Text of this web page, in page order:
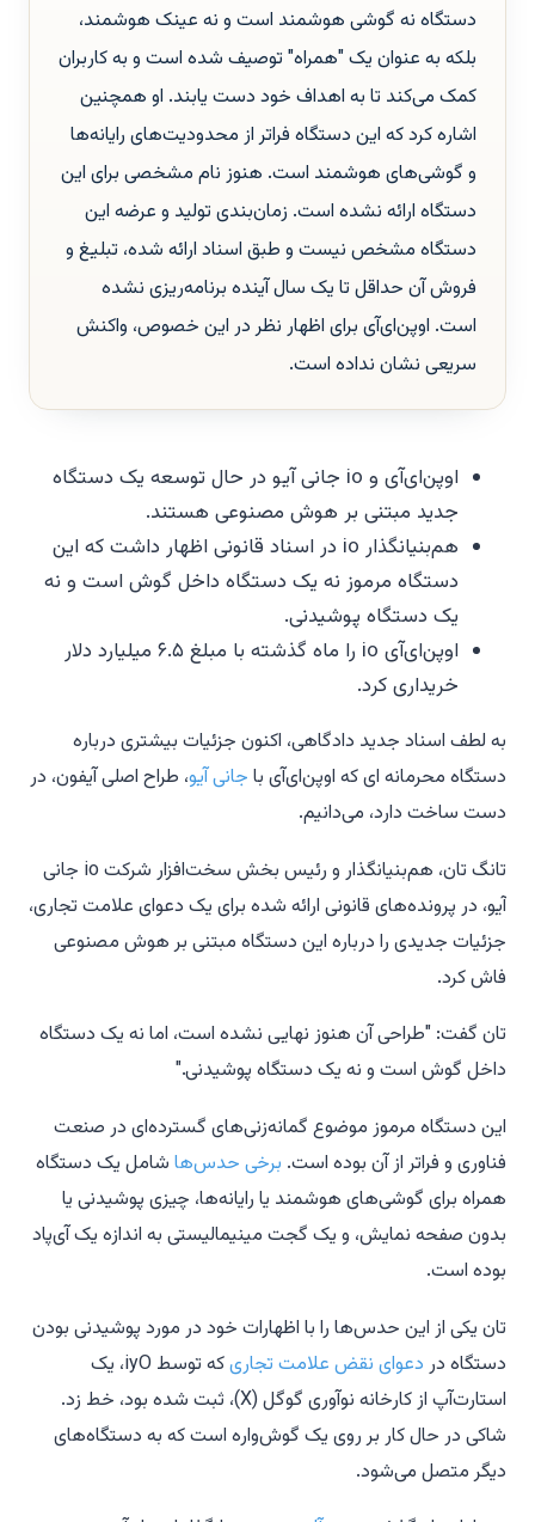
دستگاه نه گوشی هوشمند است و نه عینک هوشمند،
بلکه به عنوان یک "همراه" توصیف شده است و به کاربران
کمک می‌کند تا به اهداف خود دست یابند. او همچنین
اشاره کرد که این دستگاه فراتر از محدودیت‌های رایانه‌ها
و گوشی‌های هوشمند است. هنوز نام مشخصی برای این
دستگاه ارائه نشده است. زمان‌بندی تولید و عرضه این
دستگاه مشخص نیست و طبق اسناد ارائه شده، تبلیغ و
فروش آن حداقل تا یک سال آینده برنامه‌ریزی نشده
است. اوپن‌ای‌آی برای اظهار نظر در این خصوص، واکنش
سریعی نشان نداده است.
اوپن‌ای‌آی و io جانی آیو در حال توسعه یک دستگاه
جدید مبتنی بر هوش مصنوعی هستند.
هم‌بنیانگذار io در اسناد قانونی اظهار داشت که این
دستگاه مرموز نه یک دستگاه داخل گوش است و نه
یک دستگاه پوشیدنی.
اوپن‌ای‌آی io را ماه گذشته با مبلغ ۶.۵ میلیارد دلار
خریداری کرد.
به لطف اسناد جدید دادگاهی، اکنون جزئیات بیشتری درباره
دستگاه محرمانه ای که اوپن‌ای‌آی با جانی آیو، طراح اصلی آیفون، در
دست ساخت دارد، می‌دانیم.
تانگ تان، هم‌بنیانگذار و رئیس بخش سخت‌افزار شرکت io جانی
آیو، در پرونده‌های قانونی ارائه شده برای یک دعوای علامت تجاری،
جزئیات جدیدی را درباره این دستگاه مبتنی بر هوش مصنوعی
فاش کرد.
تان گفت: "طراحی آن هنوز نهایی نشده است، اما نه یک دستگاه
داخل گوش است و نه یک دستگاه پوشیدنی."
این دستگاه مرموز موضوع گمانه‌زنی‌های گسترده‌ای در صنعت
فناوری و فراتر از آن بوده است. برخی حدس‌ها شامل یک دستگاه
همراه برای گوشی‌های هوشمند یا رایانه‌ها، چیزی پوشیدنی یا
بدون صفحه نمایش، و یک گجت مینیمالیستی به اندازه یک آی‌پاد
بوده است.
تان یکی از این حدس‌ها را با اظهارات خود در مورد پوشیدنی بودن
دستگاه در دعوای نقض علامت تجاری
که توسط iyO، یک
استارت‌آپ از کارخانه نوآوری گوگل (X)، ثبت شده بود، خط زد.
شاکی در حال کار بر روی یک گوش‌واره است که به دستگاه‌های
دیگر متصل می‌شود.